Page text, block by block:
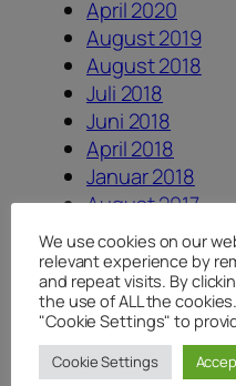
April 2020
August 2019
August 2018
Juli 2018
Juni 2018
April 2018
Januar 2018
August 2017
Juli 2017
Juni 2017
Dezember 2016
August 2016
Juni 2016
Mai 2016
We use cookies on our
relevant experience by
and repeat visits. By
the use of ALL the
"Cookie Settings" to
Cookie Settings